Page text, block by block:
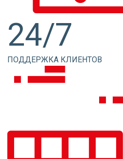
24/7
ПОДДЕРЖКА КЛИЕНТОВ